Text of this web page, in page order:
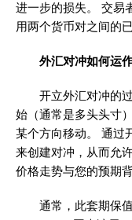
进一步的损失。 交易
用两个货币对之间的
外汇对冲如何运
开立外汇对冲的过
始（通常是多头头寸
某个方向移动。 通过
来创建对冲，从而允
价格走势与您的预期
通常，此套期保值